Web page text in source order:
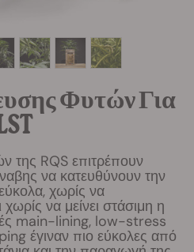
Φυτών Για
της RQS επιτρέπουν
να κατευθύνουν την
χωρίς να
να μείνει στάσιμη η
main-lining, low-stress
έγιναν πιο εύκολες από